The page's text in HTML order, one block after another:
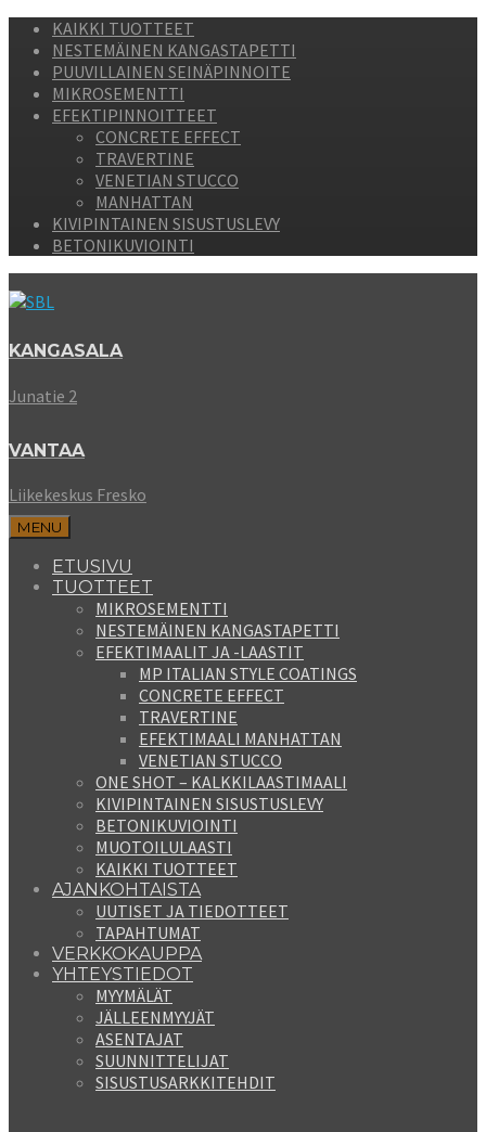
KAIKKI TUOTTEET
NESTEMÄINEN KANGASTAPETTI
PUUVILLAINEN SEINÄPINNOITE
MIKROSEMENTTI
EFEKTIPINNOITTEET
CONCRETE EFFECT
TRAVERTINE
VENETIAN STUCCO
MANHATTAN
KIVIPINTAINEN SISUSTUSLEVY
BETONIKUVIOINTI
KANGASALA
Junatie 2
VANTAA
Liikekeskus Fresko
MENU
ETUSIVU
TUOTTEET
MIKROSEMENTTI
NESTEMÄINEN KANGASTAPETTI
EFEKTIMAALIT JA -LAASTIT
MP ITALIAN STYLE COATINGS
CONCRETE EFFECT
TRAVERTINE
EFEKTIMAALI MANHATTAN
VENETIAN STUCCO
ONE SHOT – KALKKILAASTIMAALI
KIVIPINTAINEN SISUSTUSLEVY
BETONIKUVIOINTI
MUOTOILULAASTI
KAIKKI TUOTTEET
AJANKOHTAISTA
UUTISET JA TIEDOTTEET
TAPAHTUMAT
VERKKOKAUPPA
YHTEYSTIEDOT
MYYMÄLÄT
JÄLLEENMYYJÄT
ASENTAJAT
SUUNNITTELIJAT
SISUSTUSARKKITEHDIT